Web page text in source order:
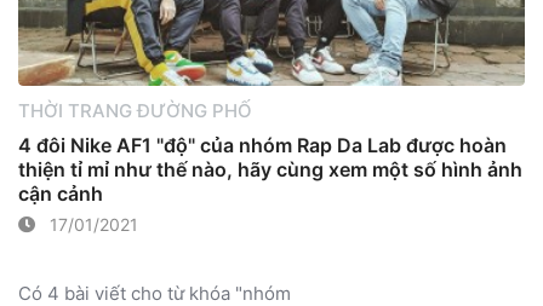
THỜI TRANG ĐƯỜNG PHỐ
4 đôi Nike AF1 "độ" của nhóm Rap Da Lab được hoàn
thiện tỉ mỉ như thế nào, hãy cùng xem một số hình ảnh
cận cảnh
17/01/2021
Có 4 bài viết cho từ khóa "nhóm